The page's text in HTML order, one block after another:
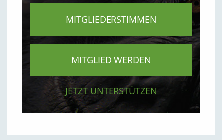
MITGLIEDERSTIMMEN
MITGLIED WERDEN
JETZT UNTERSTÜTZEN